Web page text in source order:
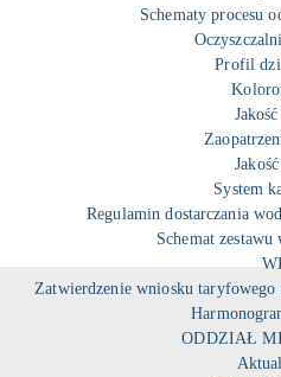
Schematy procesu
Profil
System
Regulamin dostarczania
Schemat
Zatwierdzenie wniosku
ODDZIAŁ